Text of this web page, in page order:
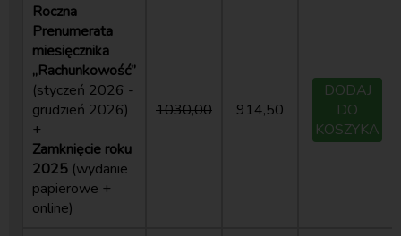
Roczna
Prenumerata
miesięcznika
„Rachunkowość”
(styczeń 2026 -
grudzień 2026)
+
Zamknięcie roku
2025 (wydanie
papierowe +
online)
1030,00 914,50
DODAJ
DO
KOSZYKA